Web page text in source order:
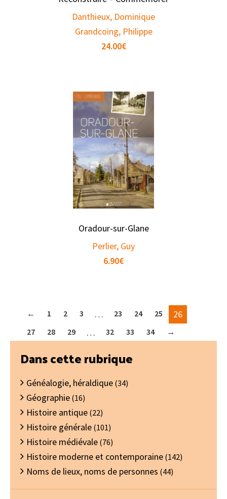
Danthieux, Dominique
Grandcoing, Philippe
24.00€
Oradour-sur-Glane
Perlier, Guy
6.90€
← 1 2 3 … 23 24 25 26
27 28 29 … 32 33 34 →
Barre
latérale
principale
Dans cette rubrique
Généalogie, héraldique (34)
Géographie (16)
Histoire antique (22)
Histoire générale (101)
Histoire médiévale (76)
Histoire moderne et contemporaine (142)
Noms de lieux, noms de personnes (44)